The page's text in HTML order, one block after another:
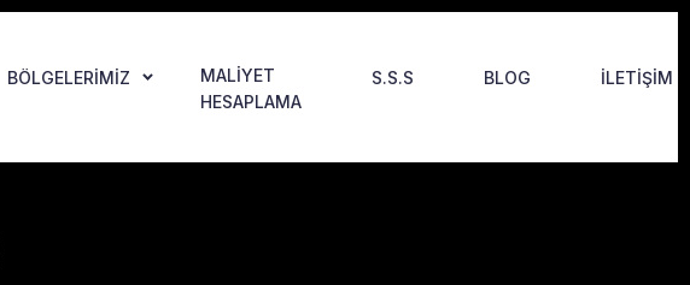
BÖLGELERIMIZ
MALIYET
HESAPLAMA
S.S.S BLOG İLETIŞIM